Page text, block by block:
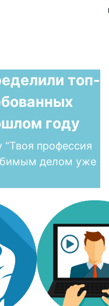
топ-
году
профессия
делом уже